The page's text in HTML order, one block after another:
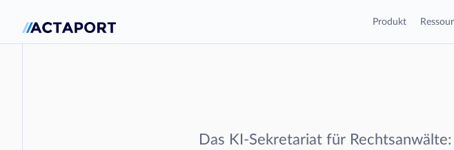
Produkt
Das KI-Sekretariat für